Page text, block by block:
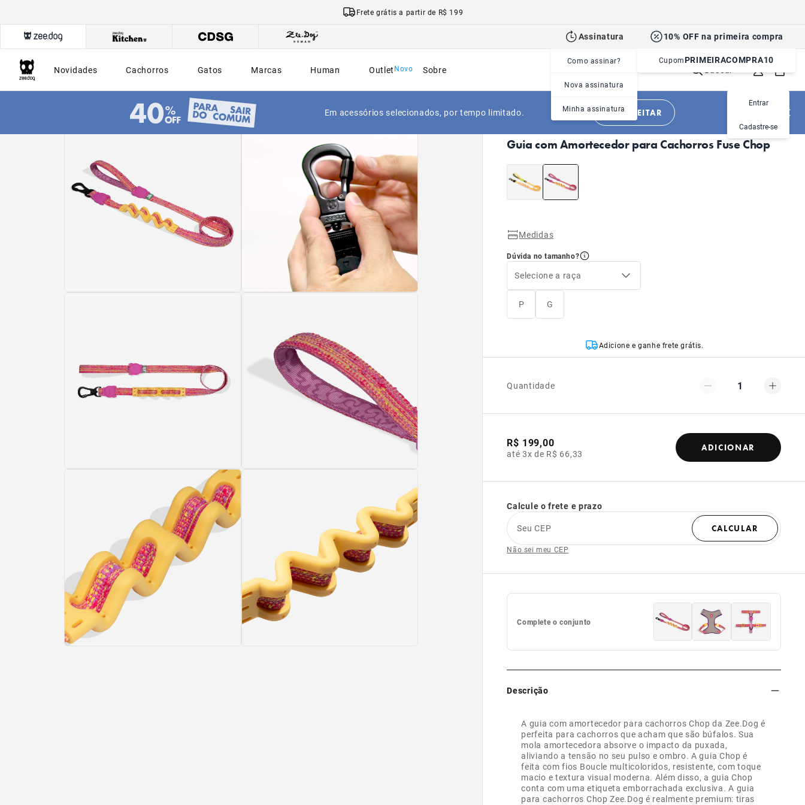
Frete grátis a partir de R$ 199
Assinatura
Como assinar?
Nova assinatura
Minha assinatura
10% OFF na primeira compra
CupomPRIMEIRACOMPRA10
Novidades
Cachorros Gatos Marcas Human Outlet Sobre
Entrar
Cadastre-se
Em acessórios selecionados, por tempo limitado. APROVEITAR
Cachorros|Acessórios|Guias
Guia com Amortecedor para Cachorros Fuse Chop
Medidas
Dúvida no tamanho?
Selecione a raça
P G
Adicione e ganhe frete grátis.
Quantidade 1
R$ 199,00
até 3x de R$ 66,33
ADICIONAR
Calcule o frete e prazo
Seu CEP
CALCULAR
Não sei meu CEP
Complete o conjunto
Descrição
A guia com amortecedor para cachorros Chop da Zee.Dog é
perfeita para cachorros que acham que são búfalos. Sua
mola amortecedora absorve o impacto da puxada,
aliviando a tensão no seu pulso e ombro. A guia Chop é
feita com fios Boucle multicoloridos, resistente, com toque
macio e textura visual moderna. Além disso, a guia Chop
conta com uma etiqueta emborrachada exclusiva. A guia
para cachorros Chop Zee.Dog é realmente premium: tiras